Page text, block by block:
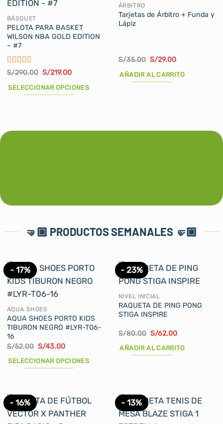
Las
opciones
se
pueden
elegir
en
la
BÁSQUET
PELOTA PARA BASKET
WILSON NBA GOLD EDITION
– #7
Valorado
5
S/290.00 El
original
era:
S/219.00El
actual
es:
SELECCIONAR OPCIONES
múltiples
página
ÁRBITRO
Tarjetas de Árbitro + Funda y
Lápiz
S/35.00 El
original
era:
S/29.00El
actual
AÑADIR AL CARRITO
🤜🏼 PRODUCTOS SEMANALES 🤛🏼
- 17%
AQUA SHOES
AQUA SHOES PORTO KIDS
TIBURON NEGRO #LYR-T06-
16
S/52.00 El
original
era:
S/43.00El
actual
es:
SELECCIONAR OPCIONES
tiene
múltiples
variantes.
- 23%
NIVEL INICIAL
RAQUETA DE PING PONG
STIGA INSPIRE
S/80.00 El
original
era:
S/62.00El
actual
AÑADIR AL CARRITO
- 16% - 13%